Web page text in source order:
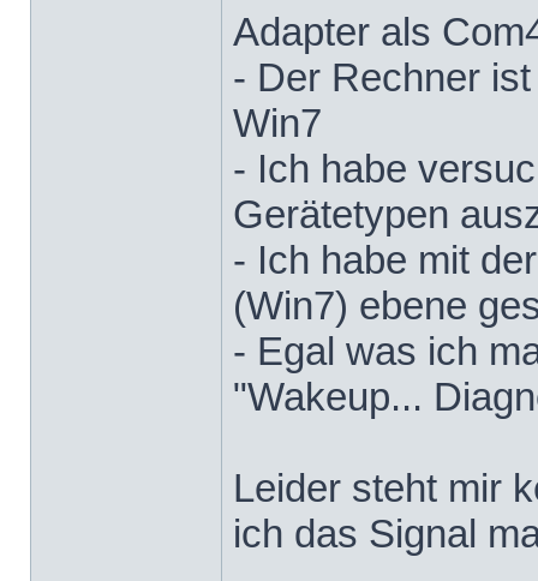
Adapter als
- Der Rechner
Win7
- Ich habe
Gerätetypen
- Ich habe mit
(Win7) ebene
- Egal was ich
"Wakeup...
Leider steht mir
ich das Signal